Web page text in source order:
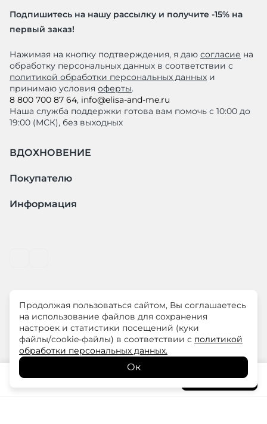
14 200₽
12 780₽ В корзину
Подпишитесь на нашу рассылку и получите -15% на
первый заказ!
Нажимая на кнопку подтверждения, я даю согласие на
обработку персональных данных в соответствии с
политикой обработки персональных данных и
принимаю условия оферты.
8 800 700 87 64, info@elisa-and-me.ru
Наша служба поддержки готова вам помочь с 10:00 до
19:00 (МСК), без выходных
ВДОХНОВЕНИЕ
Покупателю
Информация
© ООО "ЛиМ Холдинг" 2026
ELISA.AND.ME – элегантная премиум одежда для
современных женщин
Продолжая пользоваться сайтом, Вы соглашаетесь
на использование файлов для сохранения
настроек и статистики посещений (куки
файлы/cookie-файлы) в соответствии с политикой
обработки персональных данных.
Ок